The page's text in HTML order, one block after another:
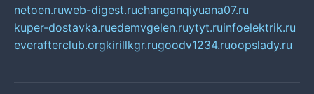
netoen.ruweb-digest.ruchanganqiyuana07.ru
kuper-dostavka.ruedemvgelen.ruytyt.ruinfoelektrik.ru
everafterclub.orgkirillkgr.rugoodv1234.ruoopslady.ru